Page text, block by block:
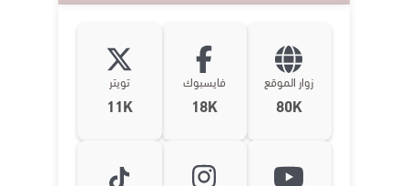
زوار الموقع
80K
فايسبوك
18K
تويتر
11K